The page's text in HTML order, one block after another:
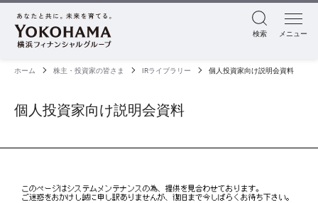
検索 メニュー
ホーム 株主・投資家の皆さま IRライブラリー 個人投資家向け説明会資料
個人投資家向け説明会資料